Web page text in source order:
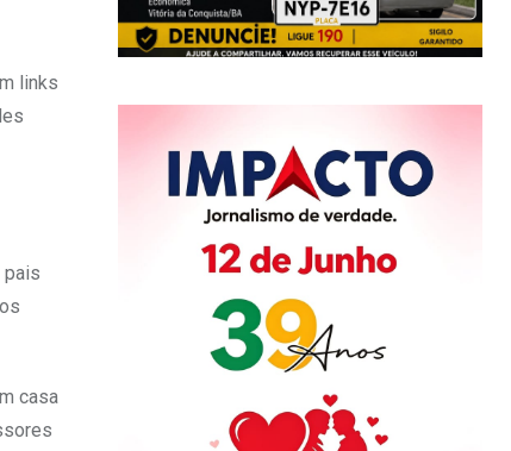
links
pais
casa